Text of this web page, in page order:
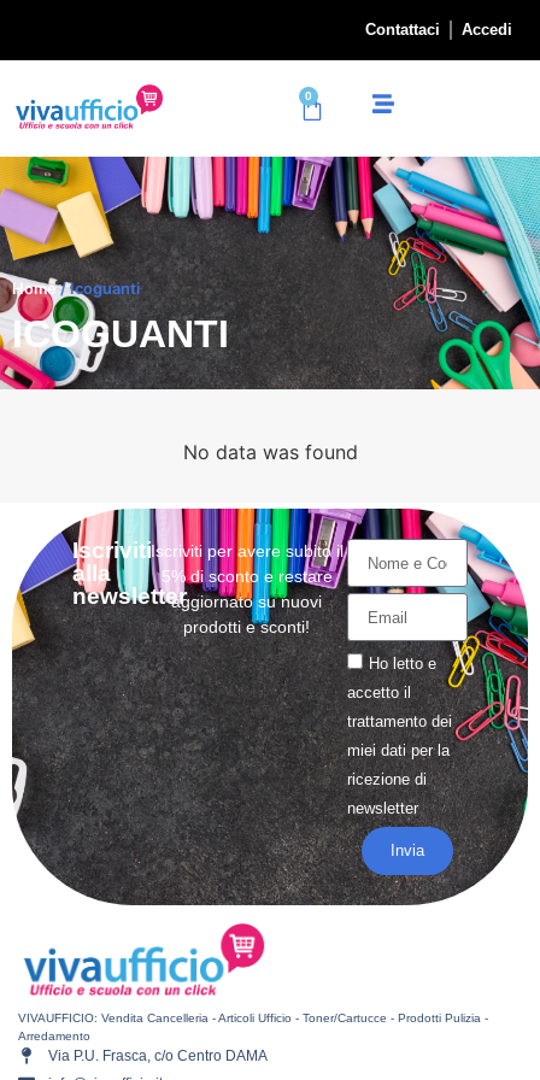
Contattaci Accedi
0
Home/ Icoguanti
ICOGUANTI
No data was found
Iscriviti
alla
newsletter
Iscriviti per avere subito il
5% di sconto e restare
aggiornato su nuovi
prodotti e sconti!
Ho letto e
accetto il
trattamentodei
miei dati per la
ricezione di
newsletter
Invia
VIVAUFFICIO: Vendita Cancelleria - Articoli Ufficio - Toner/Cartucce - Prodotti Pulizia -
Arredamento
Via P.U. Frasca, c/o Centro DAMA